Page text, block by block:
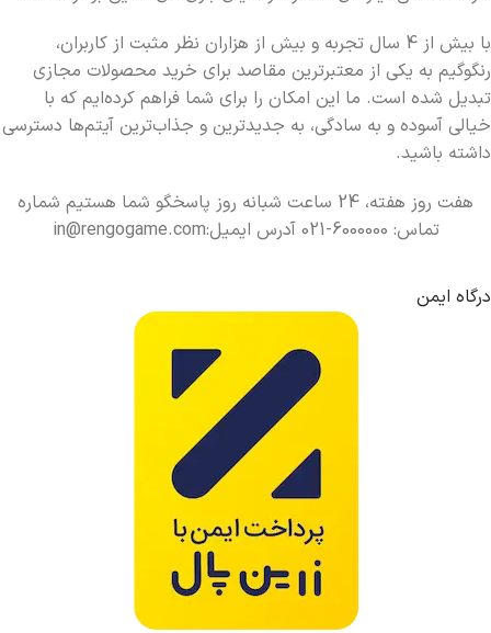
با بیش از 4 سال تجربه و بیش از هزاران نظر مثبت از کاربران،
رنگوگیم به یکی از معتبرترین مقاصد برای خرید محصولات مجازی
تبدیل شده است. ما این امکان را برای شما فراهم کرده‌ایم که با
خیالی آسوده و به سادگی، به جدیدترین و جذاب‌ترین آیتم‌ها دسترسی
داشته باشید.
هفت روز هفته، 24 ساعت شبانه روز پاسخگو شما هستیم شماره
تماس: 6000000-021 آدرس ایمیل:in@rengogame.com
درگاه ایمن